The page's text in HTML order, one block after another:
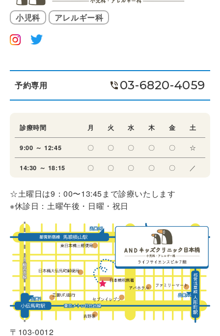
小児科 アレルギー科
予約専用 03-6820-4059
診療時間 月 火 水 木 金 土
9:00 ～ 12:45 〇 〇 〇 〇 〇 ☆
14:30 ～ 18:15 〇 〇 〇 〇 〇 ／
☆土曜日は9：00〜13:45まで診療いたします
※休診日：土曜午後・日曜・祝日
〒103-0012